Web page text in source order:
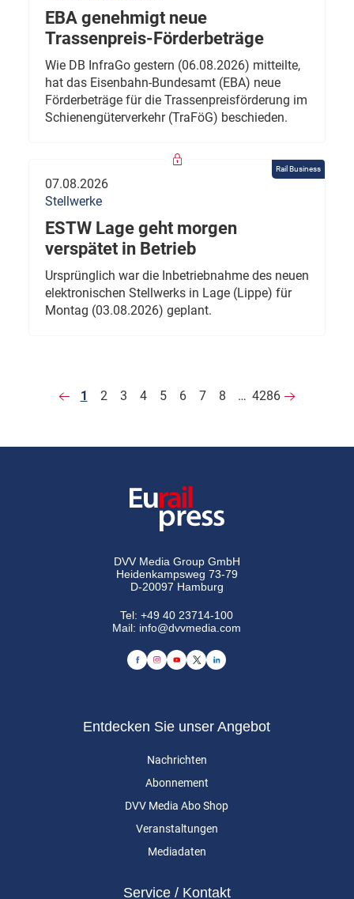
EBA genehmigt neue
Trassenpreis-Förderbeträge
Wie DB InfraGo gestern (06.08.2026) mitteilte,
hat das Eisenbahn-Bundesamt (EBA) neue
Förderbeträge für die Trassenpreisförderung im
Schienengüterverkehr (TraFöG) beschieden.
Rail Business
07.08.2026
Stellwerke
ESTW Lage geht morgen
verspätet in Betrieb
Ursprünglich war die Inbetriebnahme des neuen
elektronischen Stellwerks in Lage (Lippe) für
Montag (03.08.2026) geplant.
1 2 3 4 5 6 7 8 … 4286
DVV Media Group GmbH
Heidenkampsweg 73-79
D-20097 Hamburg
Tel:+49 40 23714-100
Mail: info@dvvmedia.com
Entdecken Sie unser Angebot
Nachrichten
Abonnement
DVV Media Abo Shop
Veranstaltungen
Mediadaten
Service / Kontakt